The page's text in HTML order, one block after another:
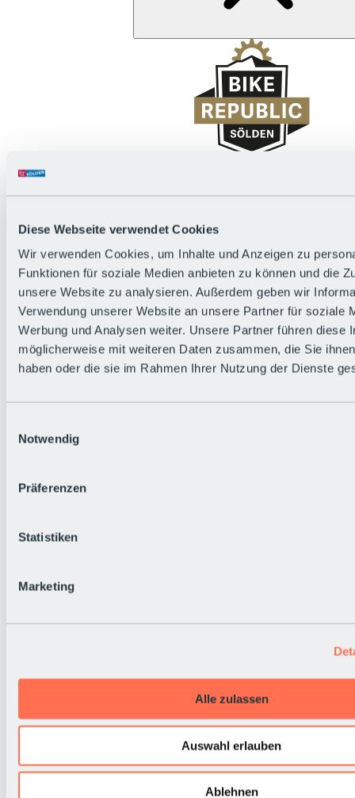
Diese Webseite verwendet Cookies
Wir verwenden Cookies, um Inhalte und Anzeigen zu
Funktionen für soziale Medien anbieten zu können und die
unsere Website zu analysieren. Außerdem geben wir
Verwendung unserer Website an unsere Partner für soziale
Werbung und Analysen weiter. Unsere Partner führen diese
möglicherweise mit weiteren Daten zusammen, die Sie
haben oder die sie im Rahmen Ihrer Nutzung der Dienste
Notwendig
Präferenzen
Statistiken
Marketing
Alle zulassen
Auswahl erlauben
Ablehnen
Zurück
Die flowigste Nation der Alpen
Facts
Bürger:in werden
FAQs
Bikepark-Rules
Bikepark-Partnerschaften